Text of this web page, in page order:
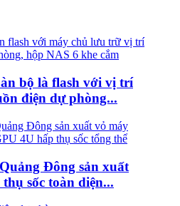
bộ là flash với vị trí
điện dự phòng...
Đông sản xuất
sốc toàn diện...